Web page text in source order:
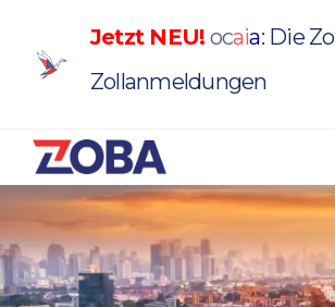
Jetzt NEU! ocaia: Die
Zollanmeldungen